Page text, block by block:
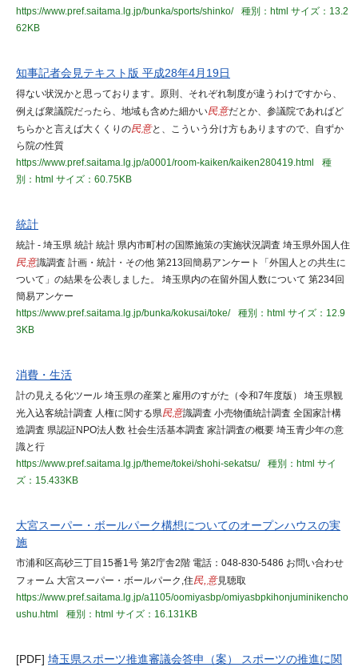
https://www.pref.saitama.lg.jp/bunka/sports/shinko/
種別：html サイズ：13.2
62KB
知事記者会見テキスト版 平成28年4月19日
得ない状況かと思っております。原則、それぞれ制度が違うわけですから、
例えば衆議院だったら、地域も含めた細かい民意だとか、参議院であればど
ちらかと言えば大くくりの民意と、こういう分け方もありますので、自ずか
ら院の性質
https://www.pref.saitama.lg.jp/a0001/room-kaiken/kaiken280419.html
種
別：html サイズ：60.75KB
統計
統計 - 埼玉県 統計 統計 県内市町村の国際施策の実施状況調査 埼玉県外国人住
民意識調査 計画・統計・その他 第213回簡易アンケート「外国人との共生に
ついて」の結果を公表しました。 埼玉県内の在留外国人数について 第234回
簡易アンケー
https://www.pref.saitama.lg.jp/bunka/kokusai/toke/
種別：html サイズ：12.9
3KB
消費・生活
計の見える化ツール 埼玉県の産業と雇用のすがた（令和7年度版） 埼玉県観
光入込客統計調査 人権に関する県民意識調査 小売物価統計調査 全国家計構
造調査 県認証NPO法人数 社会生活基本調査 家計調査の概要 埼玉青少年の意
識と行
https://www.pref.saitama.lg.jp/theme/tokei/shohi-sekatsu/
種別：html サイ
ズ：15.433KB
大宮スーパー・ボールパーク構想についてのオープンハウスの実
施
市浦和区高砂三丁目15番1号 第2庁舎2階 電話：048-830-5486 お問い合わせ
フォーム 大宮スーパー・ボールパーク,住民,意見聴取
https://www.pref.saitama.lg.jp/a1105/oomiyasbp/omiyasbpkihonjuminikencho
ushu.html
種別：html サイズ：16.131KB
[PDF] 埼玉県スポーツ推進審議会答申（案） スポーツの推進に関